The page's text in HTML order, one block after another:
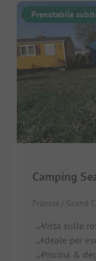
Prenotabile
Francia / Grand
Vista sulle
Ideale per
Piscina &